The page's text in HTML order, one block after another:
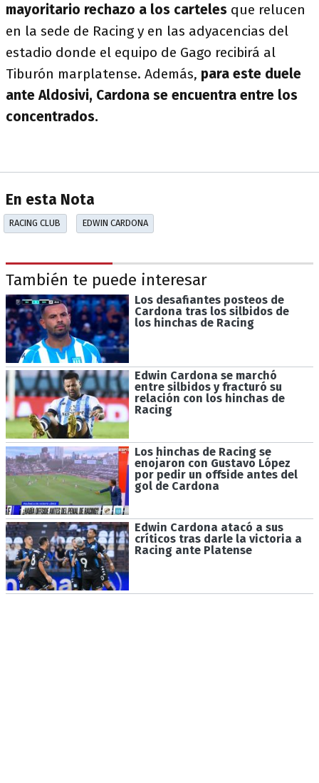
mayoritario rechazo a los carteles que relucen
en la sede de Racing y en las adyacencias del
estadio donde el equipo de Gago recibirá al
Tiburón marplatense. Además, para este duele
ante Aldosivi, Cardona se encuentra entre los
concentrados.
En esta Nota
RACING CLUB EDWIN CARDONA
También te puede interesar
Los desafiantes posteos de
Cardona tras los silbidos de
los hinchas de Racing
Edwin Cardona se marchó
entre silbidos y fracturó su
relación con los hinchas de
Racing
Los hinchas de Racing se
enojaron con Gustavo López
por pedir un offside antes del
gol de Cardona
Edwin Cardona atacó a sus
críticos tras darle la victoria a
Racing ante Platense